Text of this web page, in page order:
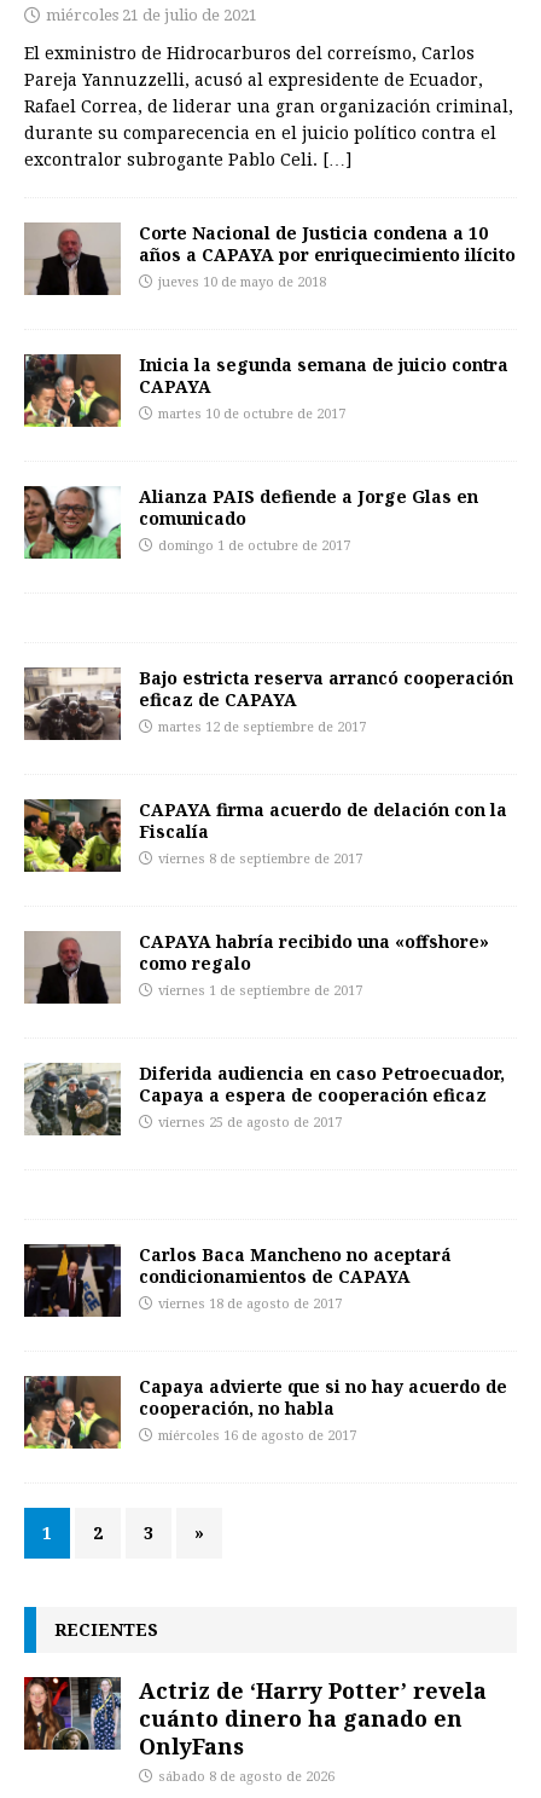
miércoles 21 de julio de 2021
El exministro de Hidrocarburos del correísmo, Carlos
Pareja Yannuzzelli, acusó al expresidente de Ecuador,
Rafael Correa, de liderar una gran organización criminal,
durante su comparecencia en el juicio político contra el
excontralor subrogante Pablo Celi. […]
Corte Nacional de Justicia condena a 10
años a CAPAYA por enriquecimiento ilícito
jueves 10 de mayo de 2018
Inicia la segunda semana de juicio contra
CAPAYA
martes 10 de octubre de 2017
Alianza PAIS defiende a Jorge Glas en
comunicado
domingo 1 de octubre de 2017
Bajo estricta reserva arrancó cooperación
eficaz de CAPAYA
martes 12 de septiembre de 2017
CAPAYA firma acuerdo de delación con la
Fiscalía
viernes 8 de septiembre de 2017
CAPAYA habría recibido una «offshore»
como regalo
viernes 1 de septiembre de 2017
Diferida audiencia en caso Petroecuador,
Capaya a espera de cooperación eficaz
viernes 25 de agosto de 2017
Carlos Baca Mancheno no aceptará
condicionamientos de CAPAYA
viernes 18 de agosto de 2017
Capaya advierte que si no hay acuerdo de
cooperación, no habla
miércoles 16 de agosto de 2017
1 2 3 »
RECIENTES
Actriz de ‘Harry Potter’ revela
cuánto dinero ha ganado en
OnlyFans
sábado 8 de agosto de 2026